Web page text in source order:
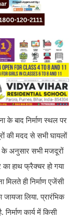
के बाद निर्माण स्थल पर
की मदद से सभी घायलों
के अनुसार सभी मजदूरों
हाथ फ्रैक्चर हो गया
ही निर्माण एजेंसी
लिया. प्रारंभिक
कार्य में किसी